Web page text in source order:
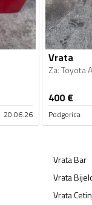
20.06.26
Vrata
Za:Toyota
400€
Podgorica
VrataBar
Vrata
Vrata